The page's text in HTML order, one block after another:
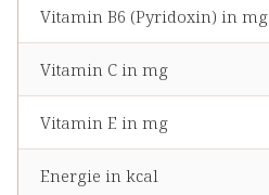
Vitamin B6 (Pyridoxin) in mg
Vitamin C in mg
Vitamin E in mg
Energie in kcal